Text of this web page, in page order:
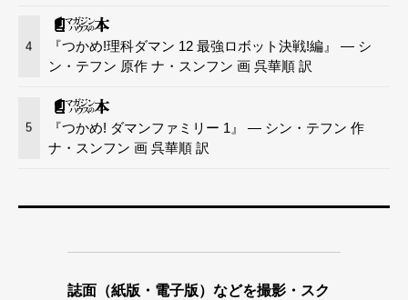
4
『つかめ!理科ダマン 12 最強ロボット決戦!編』 — シ
ン・テフン 原作 ナ・スンフン 画 呉華順 訳
5
『つかめ! ダマンファミリー 1』 — シン・テフン 作
ナ・スンフン 画 呉華順 訳
誌面（紙版・電子版）などを撮影・スク